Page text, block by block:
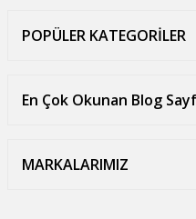
POPÜLER KATEGORİLER
En Çok Okunan Blog
MARKALARIMIZ